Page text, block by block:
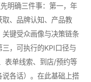
明确三件事：第一，年
、品牌认知、产品教
键受众画像与决策链条
三，可执行的KPI口径与
表单线索、到店/预约等
各话）。在此基础上搭